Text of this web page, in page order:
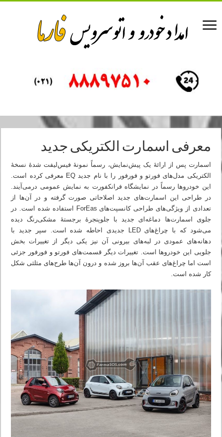
معرفی اسمارت الکتریکی جدید
اسمارت پس از ارائهٔ یک پیش‌نمایش، رسماً نمونهٔ فیس‌لیفت شدهٔ نسخهٔ
الکتریکی مدل‌های فورتو و فورفور را با نام جدید EQ معرفی کرده است.
این خودروها رسماً در نمایشگاه فرانکفورت به نمایش عمومی درمی‌آیند.
در طراحی این اسمارت‌های جدید اصلاحاتی صورت گرفته و در آن‌ها از
تعدادی از ویژگی‌های طراحی کانسپت‌های ForEas استفاده شده است. در
جلوی اسمارت‌ها دماغه‌ای جدید با جلوپنجرهٔ برجستهٔ مشکی‌رنگ دیده
می‌شود که با چراغ‌های LED جدیدی احاطه شده است. سپر جدید با
دهانه‌های عمودی در لبه‌های بیرونی آن نیز یکی دیگر از تغییرات بخش
جلویی این خودروها است. تغییرات دیگر قسمت‌های فورتو و فورفور جزئی
است اما چراغ‌های عقب آن‌ها بروز شده و درون آن‌ها طرح‌های مثلثی شکل
کار شده است.